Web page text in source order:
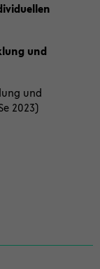
und
und
2023)